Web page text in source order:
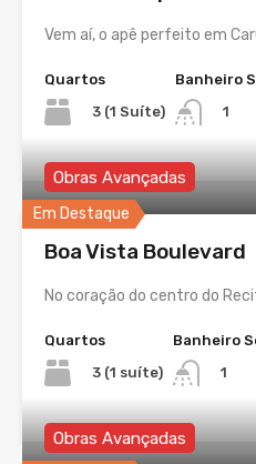
Vem aí, o apê perfeito em
Quartos
3 (1 Suíte)
Banheiro
1
Em Destaque
Obras Avançadas
Boa Vista Boulevard
No coração do centro do
Quartos
3 (1 suíte)
Banheiro
1
Obras Avançadas